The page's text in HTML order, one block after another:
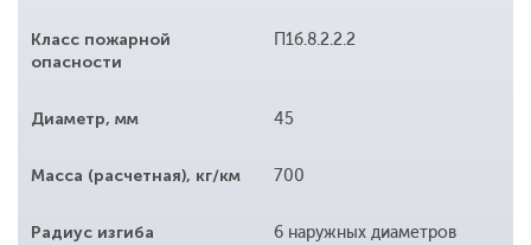
Класс пожарной
опасности
П1б.8.2.2.2
Диаметр, мм 45
Масса (расчетная), кг/км 700
Радиус изгиба 6 наружных диаметров